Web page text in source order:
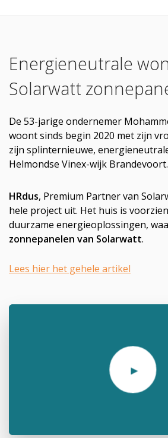
Energieneutrale
Solarwatt
De 53-jarige ondernemer
woont sinds begin 2020 met zijn
zijn splinternieuwe,
Helmondse Vinex-wijk Brandevoort.
HRdus, Premium Partner van
hele project uit. Het huis is
duurzame energieoplossingen,
zonnepanelen van Solarwatt.
Lees hier het gehele artikel